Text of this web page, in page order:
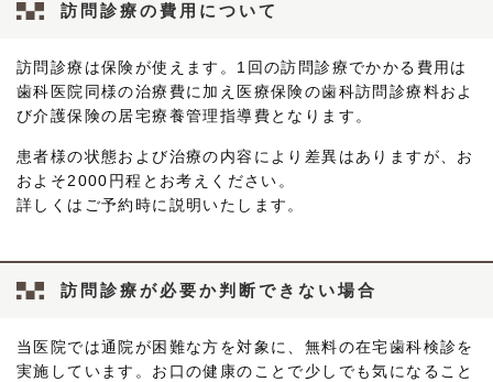
訪問診療の費用について
訪問診療は保険が使えます。1回の訪問診療でかかる費用は
歯科医院同様の治療費に加え医療保険の歯科訪問診療料およ
び介護保険の居宅療養管理指導費となります。
患者様の状態および治療の内容により差異はありますが、お
およそ2000円程とお考えください。
詳しくはご予約時に説明いたします。
訪問診療が必要か判断できない場合
当医院では通院が困難な方を対象に、無料の在宅歯科検診を
実施しています。お口の健康のことで少しでも気になること